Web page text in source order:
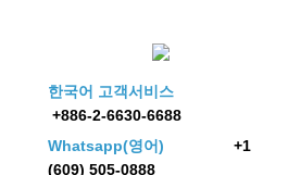
한국어 고객서비스
+886-2-6630-6688
Whatsapp(영어)
+1
(609) 505-0888